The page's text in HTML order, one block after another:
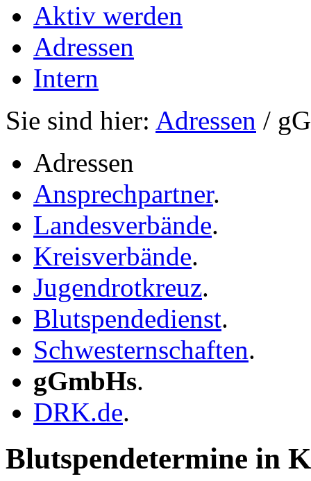
Aktiv werden
Adressen
Intern
Sie sind hier: Adressen /
Adressen
Ansprechpartner.
Landesverbände.
Kreisverbände.
Jugendrotkreuz.
Blutspendedienst.
Schwesternschaften.
gGmbHs.
DRK.de.
Blutspendetermine in